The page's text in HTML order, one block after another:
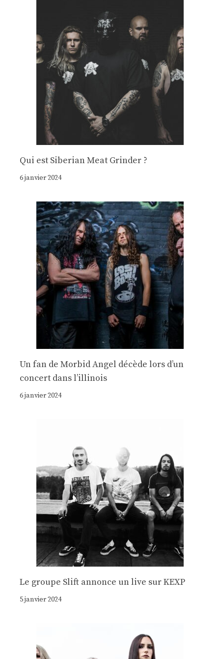
Qui est Siberian Meat Grinder ?
6 janvier 2024
Un fan de Morbid Angel décède lors d’un
concert dans l’illinois
6 janvier 2024
Le groupe Slift annonce un live sur KEXP
5 janvier 2024